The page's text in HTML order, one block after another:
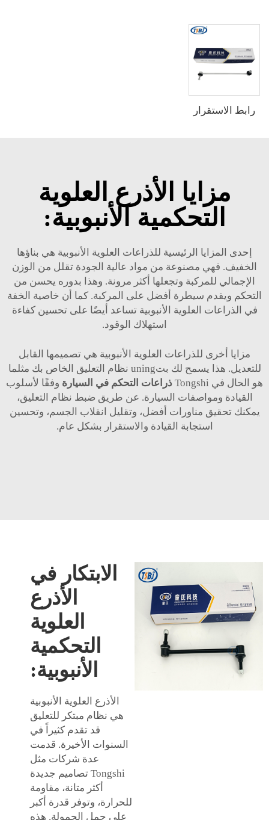
رابط الاستقرار
مزايا الأذرع العلوية
التحكمية الأنبوبية:
إحدى المزايا الرئيسية للذراعات العلوية الأنبوبية هي بناؤها
الخفيف. فهي مصنوعة من مواد عالية الجودة تقلل من الوزن
الإجمالي للمركبة وتجعلها أكثر مرونة. وهذا بدوره يحسن من
التحكم ويقدم سيطرة أفضل على المركبة. كما أن خاصية الخفة
في الذراعات العلوية الأنبوبية تساعد أيضًا على تحسين كفاءة
استهلاك الوقود.
مزايا أخرى للذراعات العلوية الأنبوبية هي تصميمها القابل
للتعديل. هذا يسمح لك بتuning نظام التعليق الخاص بك مثلما
هو الحال في Tongshi
ذراعات التحكم في السيارة وفقًا لأسلوب
القيادة ومواصفات السيارة. عن طريق ضبط نظام التعليق،
يمكنك تحقيق مناورات أفضل، وتقليل انقلاب الجسم، وتحسين
استجابة القيادة والاستقرار بشكل عام.
الابتكار في
الأذرع
العلوية
التحكمية
الأنبوبية:
الأذرع العلوية الأنبوبية
هي نظام مبتكر للتعليق
قد تقدم كثيراً في
السنوات الأخيرة. قدمت
عدة شركات مثل
Tongshi تصاميم جديدة
أكثر متانة، مقاومة
للحرارة، وتوفر قدرة أكبر
على حمل الحمولة. هذه